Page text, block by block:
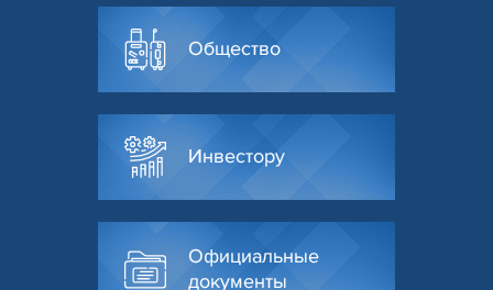
Общество
Инвестору
Официальные
документы